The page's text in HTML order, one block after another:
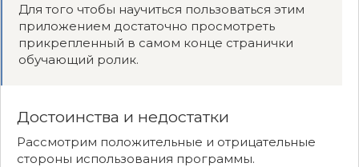
Для того чтобы научиться пользоваться этим
приложением достаточно просмотреть
прикрепленный в самом конце странички
обучающий ролик.
Достоинства и недостатки
Рассмотрим положительные и отрицательные
стороны использования программы.